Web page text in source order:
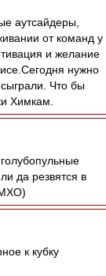
аутсайдеры,
от команд у
и желание
нужно
Что бы
Химкам.
да резвятся в
к кубку